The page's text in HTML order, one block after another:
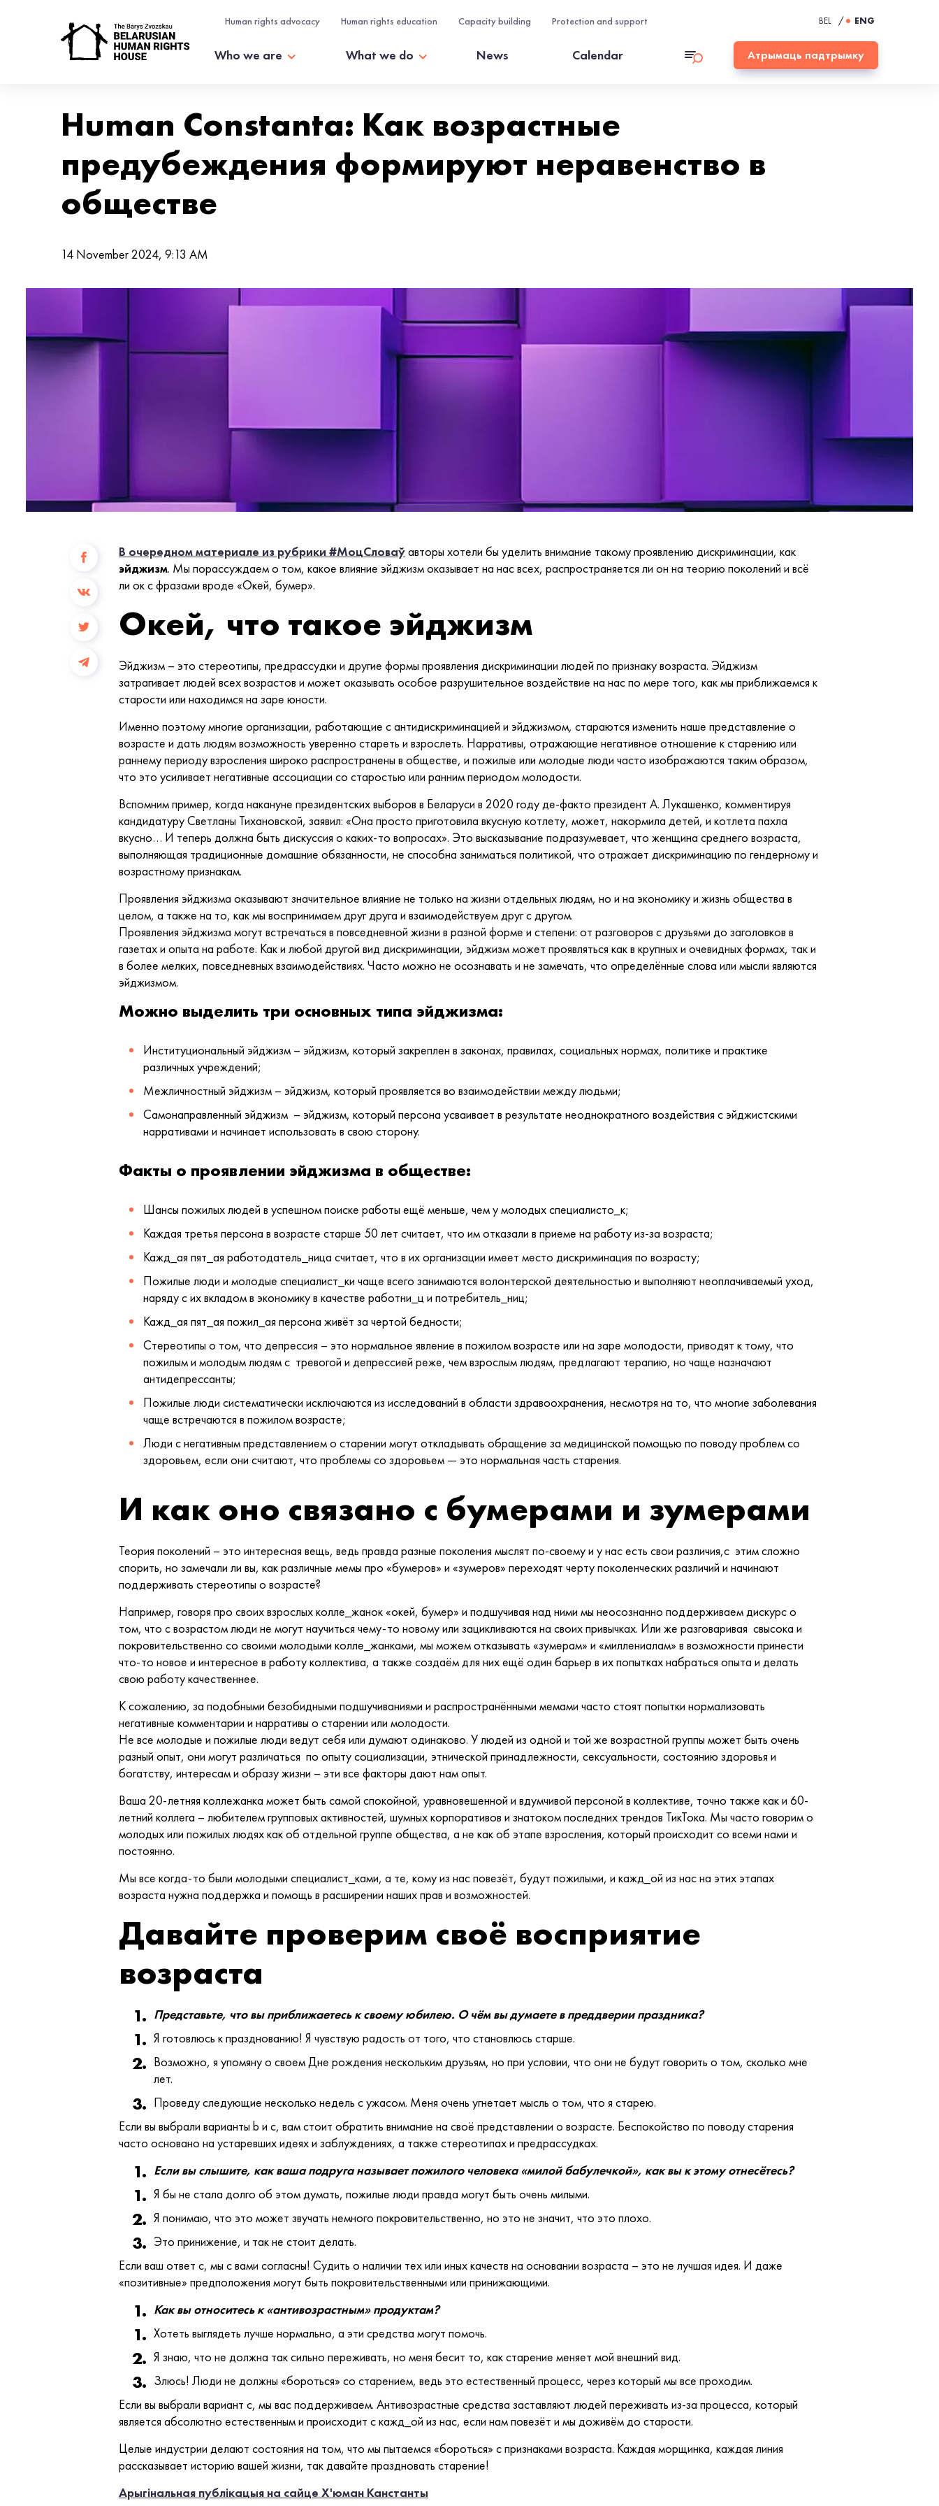
Human rights advocacy Human rights education Capacity building Protection and support BEL / ENG
Who we are What we do News Calendar Атрымаць падтрымку
Human Constanta: Как возрастные
предубеждения формируют неравенство в
обществе
14 November 2024, 9:13 AM
В очередном материале из рубрики #МоцСловаўавторы хотели бы уделить внимание такому проявлению дискриминации, как
эйджизм. Мы порассуждаем о том, какое влияние эйджизм оказывает на нас всех, распространяется ли он на теорию поколений и всё
ли ок с фразами вроде «Окей, бумер».
Окей, что такое эйджизм
Эйджизм – это стереотипы, предрассудки и другие формы проявления дискриминации людей по признаку возраста. Эйджизм
затрагивает людей всех возрастов и может оказывать особое разрушительное воздействие на нас по мере того, как мы приближаемся к
старости или находимся на заре юности.
Именно поэтому многие организации, работающие с антидискриминацией и эйджизмом, стараются изменить наше представление о
возрасте и дать людям возможность уверенно стареть и взрослеть. Нарративы, отражающие негативное отношение к старению или
раннему периоду взросления широко распространены в обществе, и пожилые или молодые люди часто изображаются таким образом,
что это усиливает негативные ассоциации со старостью или ранним периодом молодости.
Вспомним пример, когда накануне президентских выборов в Беларуси в 2020 году де-факто президент А. Лукашенко, комментируя
кандидатуру Светланы Тихановской, заявил: «Она просто приготовила вкусную котлету, может, накормила детей, и котлета пахла
вкусно… И теперь должна быть дискуссия о каких-то вопросах». Это высказывание подразумевает, что женщина среднего возраста,
выполняющая традиционные домашние обязанности, не способна заниматься политикой, что отражает дискриминацию по гендерному и
возрастному признакам.
Проявления эйджизма оказывают значительное влияние не только на жизни отдельных людям, но и на экономику и жизнь общества в
целом, а также на то, как мы воспринимаем друг друга и взаимодействуем друг с другом.
Проявления эйджизма могут встречаться в повседневной жизни в разной форме и степени: от разговоров с друзьями до заголовков в
газетах и опыта на работе. Как и любой другой вид дискриминации, эйджизм может проявляться как в крупных и очевидных формах, так и
в более мелких, повседневных взаимодействиях. Часто можно не осознавать и не замечать, что определённые слова или мысли являются
эйджизмом.
Можно выделить три основных типа эйджизма:
Институциональный эйджизм – эйджизм, который закреплен в законах, правилах, социальных нормах, политике и практике
различных учреждений;
Межличностный эйджизм – эйджизм, который проявляется во взаимодействии между людьми;
Самонаправленный эйджизм – эйджизм, который персона усваивает в результате неоднократного воздействия с эйджистскими
нарративами и начинает использовать в свою сторону.
Факты о проявлении эйджизма в обществе:
Шансы пожилых людей в успешном поиске работы ещё меньше, чем у молодых специалисто_к;
Каждая третья персона в возрасте старше 50 лет считает, что им отказали в приеме на работу из-за возраста;
Кажд_ая пят_ая работодатель_ница считает, что в их организации имеет место дискриминация по возрасту;
Пожилые люди и молодые специалист_ки чаще всего занимаются волонтерской деятельностью и выполняют неоплачиваемый уход,
наряду с их вкладом в экономику в качестве работни_ц и потребитель_ниц;
Кажд_ая пят_ая пожил_ая персона живёт за чертой бедности;
Стереотипы о том, что депрессия – это нормальное явление в пожилом возрасте или на заре молодости, приводят к тому, что
пожилым и молодым людям с тревогой и депрессией реже, чем взрослым людям, предлагают терапию, но чаще назначают
антидепрессанты;
Пожилые люди систематически исключаются из исследований в области здравоохранения, несмотря на то, что многие заболевания
чаще встречаются в пожилом возрасте;
Люди с негативным представлением о старении могут откладывать обращение за медицинской помощью по поводу проблем со
здоровьем, если они считают, что проблемы со здоровьем — это нормальная часть старения.
И как оно связано с бумерами и зумерами
Теория поколений – это интересная вещь, ведь правда разные поколения мыслят по-своему и у нас есть свои различия,с этим сложно
спорить, но замечали ли вы, как различные мемы про «бумеров» и «зумеров» переходят черту поколенческих различий и начинают
поддерживать стереотипы о возрасте?
Например, говоря про своих взрослых колле_жанок «окей, бумер» и подшучивая над ними мы неосознанно поддерживаем дискурс о
том, что с возрастом люди не могут научиться чему-то новому или зацикливаются на своих привычках. Или же разговаривая свысока и
покровительственно со своими молодыми колле_жанками, мы можем отказывать «зумерам» и «миллениалам» в возможности принести
что-то новое и интересное в работу коллектива, а также создаём для них ещё один барьер в их попытках набраться опыта и делать
свою работу качественнее.
К сожалению, за подобными безобидными подшучиваниями и распространёнными мемами часто стоят попытки нормализовать
негативные комментарии и нарративы о старении или молодости.
Не все молодые и пожилые люди ведут себя или думают одинаково. У людей из одной и той же возрастной группы может быть очень
разный опыт, они могут различаться по опыту социализации, этнической принадлежности, сексуальности, состоянию здоровья и
богатству, интересам и образу жизни – эти все факторы дают нам опыт.
Ваша 20-летняя коллежанка может быть самой спокойной, уравновешенной и вдумчивой персоной в коллективе, точно также как и 60-
летний коллега – любителем групповых активностей, шумных корпоративов и знатоком последних трендов ТикТока. Мы часто говорим о
молодых или пожилых людях как об отдельной группе общества, а не как об этапе взросления, который происходит со всеми нами и
постоянно.
Мы все когда-то были молодыми специалист_ками, а те, кому из нас повезёт, будут пожилыми, и кажд_ой из нас на этих этапах
возраста нужна поддержка и помощь в расширении наших прав и возможностей.
Давайте проверим своё восприятие
возраста
Представьте, что вы приближаетесь к своему юбилею. О чём вы думаете в преддверии праздника?
Я готовлюсь к празднованию! Я чувствую радость от того, что становлюсь старше.
Возможно, я упомяну о своем Дне рождения нескольким друзьям, но при условии, что они не будут говорить о том, сколько мне
лет.
Проведу следующие несколько недель с ужасом. Меня очень угнетает мысль о том, что я старею.
Если вы выбрали варианты b и c, вам стоит обратить внимание на своё представлении о возрасте. Беспокойство по поводу старения
часто основано на устаревших идеях и заблуждениях, а также стереотипах и предрассудках.
Если вы слышите, как ваша подруга называет пожилого человека «милой бабулечкой», как вы к этому отнесётесь?
Я бы не стала долго об этом думать, пожилые люди правда могут быть очень милыми.
Я понимаю, что это может звучать немного покровительственно, но это не значит, что это плохо.
Это принижение, и так не стоит делать.
Если ваш ответ с, мы с вами согласны! Судить о наличии тех или иных качеств на основании возраста – это не лучшая идея. И даже
«позитивные» предположения могут быть покровительственными или принижающими.
Как вы относитесь к «антивозрастным» продуктам?
Хотеть выглядеть лучше нормально, а эти средства могут помочь.
Я знаю, что не должна так сильно переживать, но меня бесит то, как старение меняет мой внешний вид.
Злюсь! Люди не должны «бороться» со старением, ведь это естественный процесс, через который мы все проходим.
Если вы выбрали вариант с, мы вас поддерживаем. Антивозрастные средства заставляют людей переживать из-за процесса, который
является абсолютно естественным и происходит с кажд_ой из нас, если нам повезёт и мы доживём до старости.
Целые индустрии делают состояния на том, что мы пытаемся «бороться» с признаками возраста. Каждая морщинка, каждая линия
рассказывает историю вашей жизни, так давайте праздновать старение!
Арыгінальная публікацыя на сайце Х'юман Канстанты